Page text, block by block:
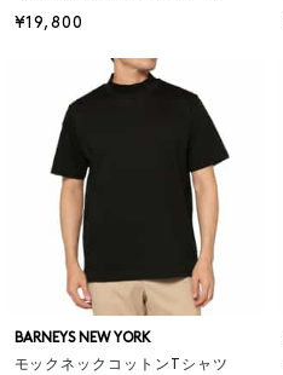
¥19,800
BARNEYS NEW YORK
モックネックコットンTシャツ